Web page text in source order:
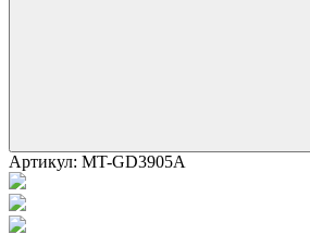
Артикул: MT-GD3905A